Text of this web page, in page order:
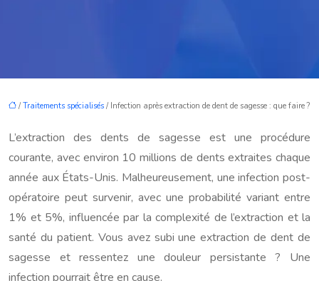
/Traitements spécialisés / Infection après extraction de dent de sagesse : que faire ?
L’extraction des dents de sagesse est une procédure
courante, avec environ 10 millions de dents extraites chaque
année aux États-Unis. Malheureusement, une infection post-
opératoire peut survenir, avec une probabilité variant entre
1% et 5%, influencée par la complexité de l’extraction et la
santé du patient. Vous avez subi une extraction de dent de
sagesse et ressentez une douleur persistante ? Une
infection pourrait être en cause.